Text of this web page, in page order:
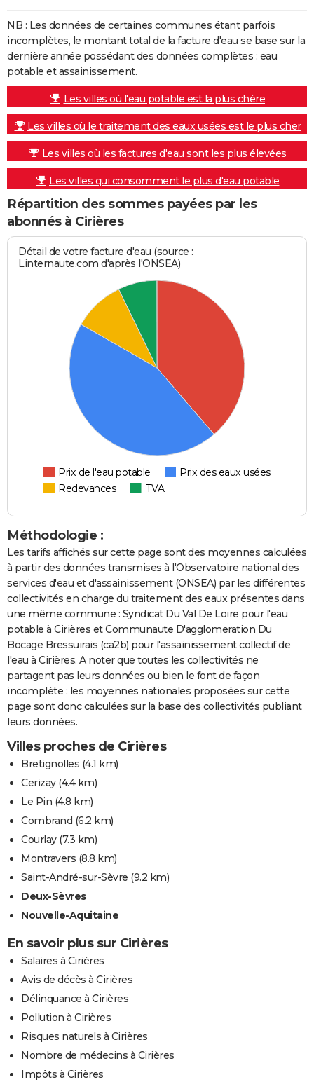
NB : Les données de certaines communes étant parfois
incomplètes, le montant total de la facture d'eau se base sur la
dernière année possédant des données complètes : eau
potable et assainissement.
Les villes où l'eau potable est la plus chère
Les villes où le traitement des eaux usées est le plus cher
Les villes où les factures d'eau sont les plus élevées
Les villes qui consomment le plus d'eau potable
Répartition des sommes payées par les
abonnés à Cirières
Détail de votre facture d'eau (source :
Linternaute.com d'après l'ONSEA)
Prix de l'eau potable
Prix des eaux usées
Redevances
TVA
Méthodologie :
Les tarifs affichés sur cette page sont des moyennes calculées
à partir des données transmises à l'Observatoire national des
services d'eau et d'assainissement (ONSEA) par les différentes
collectivités en charge du traitement des eaux présentes dans
une même commune : Syndicat Du Val De Loire pour l'eau
potable à Cirières et Communaute D'agglomeration Du
Bocage Bressuirais (ca2b) pour l'assainissement collectif de
l'eau à Cirières. A noter que toutes les collectivités ne
partagent pas leurs données ou bien le font de façon
incomplète : les moyennes nationales proposées sur cette
page sont donc calculées sur la base des collectivités publiant
leurs données.
Villes proches de Cirières
Bretignolles (4.1 km)
Cerizay(4.4 km)
Le Pin (4.8 km)
Combrand (6.2 km)
Courlay(7.3 km)
Montravers (8.8 km)
Saint-André-sur-Sèvre (9.2 km)
Deux-Sèvres
Nouvelle-Aquitaine
En savoir plus sur Cirières
Salaires à Cirières
Avis de décès à Cirières
Délinquance à Cirières
Pollution à Cirières
Risques naturels à Cirières
Nombre de médecins à Cirières
Impôts à Cirières